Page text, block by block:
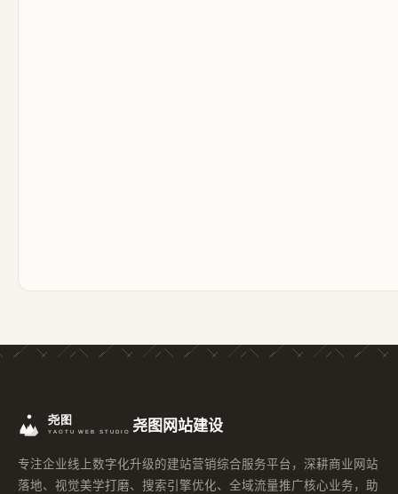
尧图网站建设
专注企业线上数字化升级的建站营销综合服务平台，深耕商业网站
落地、视觉美学打磨、搜索引擎优化、全域流量推广核心业务，助